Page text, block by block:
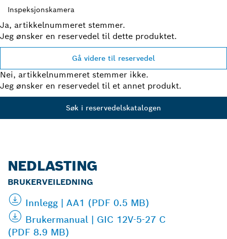
Inspeksjonskamera
Ja, artikkelnummeret stemmer.
Jeg ønsker en reservedel til dette produktet.
Gå videre til reservedel
Nei, artikkelnummeret stemmer ikke.
Jeg ønsker en reservedel til et annet produkt.
Søk i reservedelskatalogen
NEDLASTING
BRUKERVEILEDNING
Innlegg | AA1 (PDF 0.5 MB)
Brukermanual | GIC 12V-5-27 C
(PDF 8.9 MB)